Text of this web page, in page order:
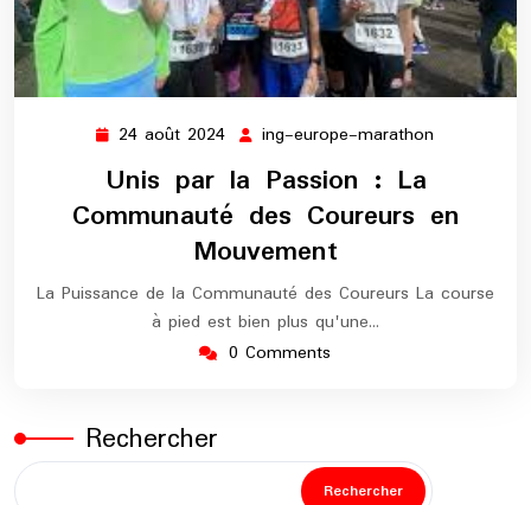
24 août 2024 24
août
2024
ing-europe-marathon
Unis par la Passion : La
Communauté des Coureurs en
Mouvement
La Puissance de la Communauté des Coureurs La course
à pied est bien plus qu'une…
0 Comments
Rechercher
Rechercher